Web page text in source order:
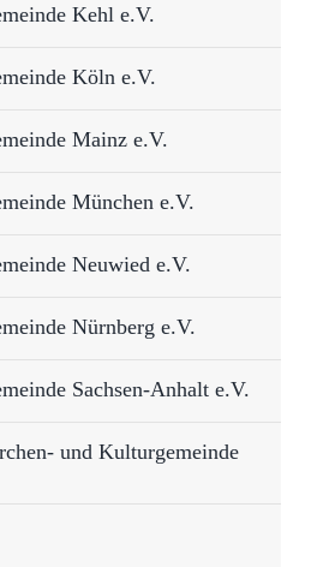
Kehl e.V.
Köln e.V.
Mainz e.V.
München e.V.
Neuwied e.V.
Nürnberg e.V.
Sachsen-Anhalt e.V.
und Kulturgemeinde